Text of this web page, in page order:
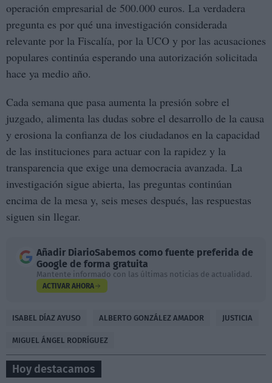
operación empresarial de 500.000 euros. La verdadera
pregunta es por qué una investigación considerada
relevante por la Fiscalía, por la UCO y por las acusaciones
populares continúa esperando una autorización solicitada
hace ya medio año.
Cada semana que pasa aumenta la presión sobre el
juzgado, alimenta las dudas sobre el desarrollo de la causa
y erosiona la confianza de los ciudadanos en la capacidad
de las instituciones para actuar con la rapidez y la
transparencia que exige una democracia avanzada. La
investigación sigue abierta, las preguntas continúan
encima de la mesa y, seis meses después, las respuestas
siguen sin llegar.
Añadir DiarioSabemos como fuente preferida de
Google de forma gratuita
Mantente informado con las últimas noticias de actualidad.
ACTIVAR AHORA
ISABEL DÍAZ AYUSO ALBERTO GONZÁLEZ AMADOR JUSTICIA
MIGUEL ÁNGEL RODRÍGUEZ
Hoy destacamos